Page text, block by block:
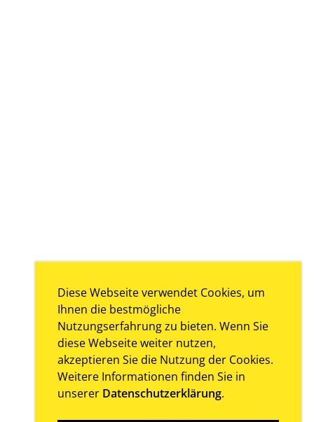
Diese Webseite verwendet Cookies, um
Ihnen die bestmögliche
Nutzungserfahrung zu bieten. Wenn Sie
diese Webseite weiter nutzen,
akzeptieren Sie die Nutzung der Cookies.
Weitere Informationen finden Sie in
unserer Datenschutzerklärung.